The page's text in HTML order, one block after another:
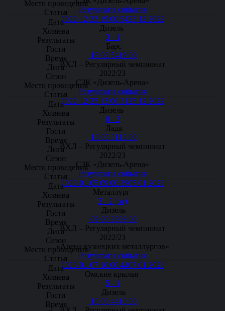
Результаты события
2022-12-23 19:00:5423.12.2022
Дизель
3 - 1
Барс
19:00:5419:00
ВХЛ – Регулярный чемпионат
2022/23
СЗК «Дизель-Арена»
Результаты события
2022-12-25 13:00:31 25.12.2022
Дизель
0 - 3
Лада
13:00:31 13:00
ВХЛ – Регулярный чемпионат
2022/23
СЗК «Дизель-Арена»
Результаты события
2023-01-05 09:00:3905.01.2023
Металлург
3 - 2 (от)
Дизель
09:00:3909:00
ВХЛ – Регулярный чемпионат
2022/23
«Арена кузнецких металлургов»
Результаты события
2023-01-07 10:00:4407.01.2023
Омские крылья
5 - 1
Дизель
10:00:4410:00